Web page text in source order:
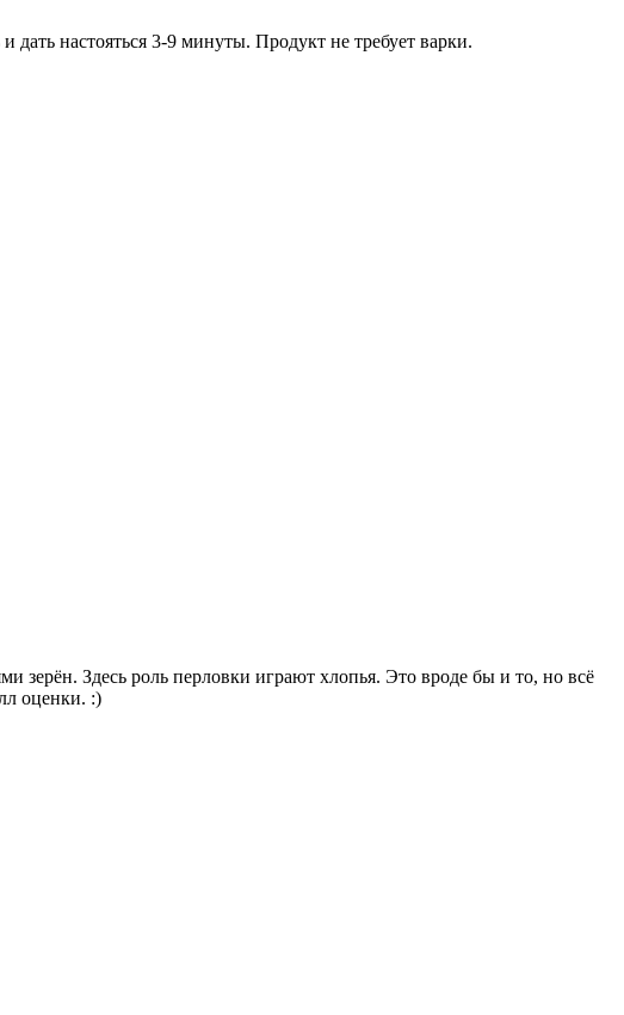
настояться 3-9 минуты. Продукт не требует варки.
Здесь роль перловки играют хлопья. Это вроде бы и то, но всё
оценки. :)